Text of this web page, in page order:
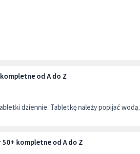
od A do Z
dziennie. Tabletkę należy popijać wodą.
kompletne od A do Z